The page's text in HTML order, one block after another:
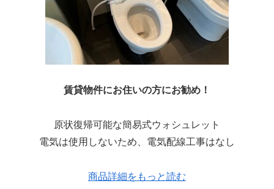
賃貸物件にお住いの方にお勧め！
原状復帰可能な簡易式ウォシュレット
電気は使用しないため、電気配線工事はなし
商品詳細をもっと読む